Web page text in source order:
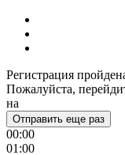
Регистрация
Пожалуйста,
на
Отправить еще раз
00:00
01:00